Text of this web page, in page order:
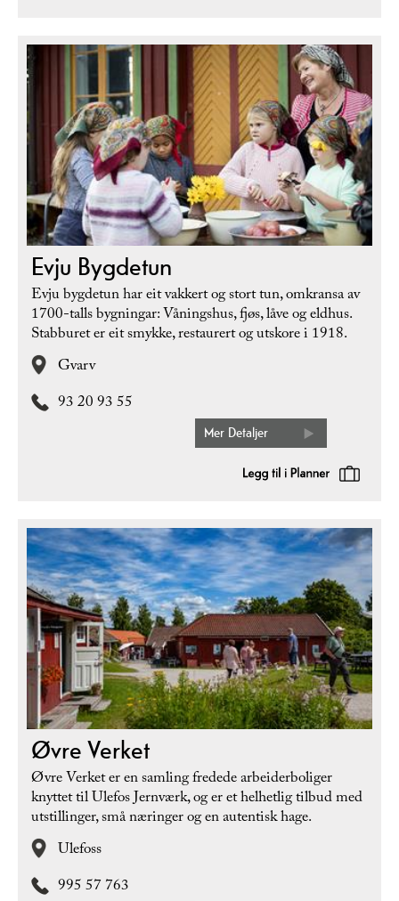
Evju Bygdetun
Evju bygdetun har eit vakkert og stort tun, omkransa av
1700-talls bygningar: Våningshus, fjøs, låve og eldhus.
Stabburet er eit smykke, restaurert og utskore i 1918.
Gvarv
93 20 93 55
Mer Detaljer
Øvre Verket
Øvre Verket er en samling fredede arbeiderboliger
knyttet til Ulefos Jernværk, og er et helhetlig tilbud med
utstillinger, små næringer og en autentisk hage.
Ulefoss
995 57 763